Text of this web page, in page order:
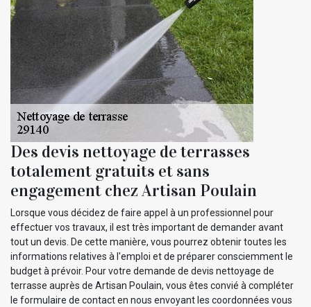
Des devis nettoyage de terrasses
totalement gratuits et sans
engagement chez Artisan Poulain
Lorsque vous décidez de faire appel à un professionnel pour
effectuer vos travaux, il est très important de demander avant
tout un devis. De cette manière, vous pourrez obtenir toutes les
informations relatives à l'emploi et de préparer consciemment le
budget à prévoir. Pour votre demande de devis nettoyage de
terrasse auprès de Artisan Poulain, vous êtes convié à compléter
le formulaire de contact en nous envoyant les coordonnées vous